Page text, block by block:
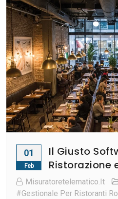
01
Feb
Il Giusto
Ristorazione
Misuratoretelematico.it
#gestionale Per Ristoranti